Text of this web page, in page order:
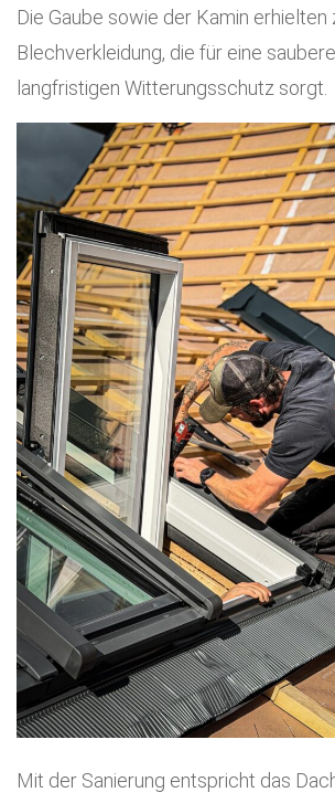
Die Gaube sowie der Kamin erhielten
Blechverkleidung, die für eine
langfristigen Witterungsschutz sorgt.
Mit der Sanierung entspricht das